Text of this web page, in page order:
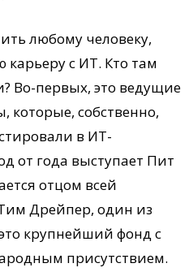
любому человеку,
карьеру с ИТ. Кто там
Во-первых, это ведущие
которые, собственно,
в ИТ-
от года выступает Пит
отцом всей
Дрейпер, один из
крупнейший фонд с
присутствием.